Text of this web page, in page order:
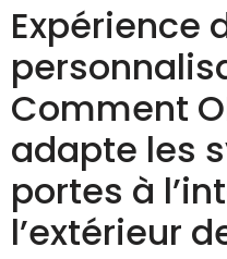
Expérience
Comment
adapte les
portes à
l’extérieur